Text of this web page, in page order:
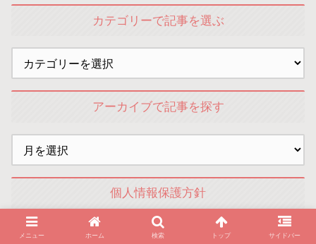
カテゴリーで記事を選ぶ
アーカイブで記事を探す
個人情報保護方針
プライバシーポリシー
メニュー ホーム 検索 トップ サイドバー